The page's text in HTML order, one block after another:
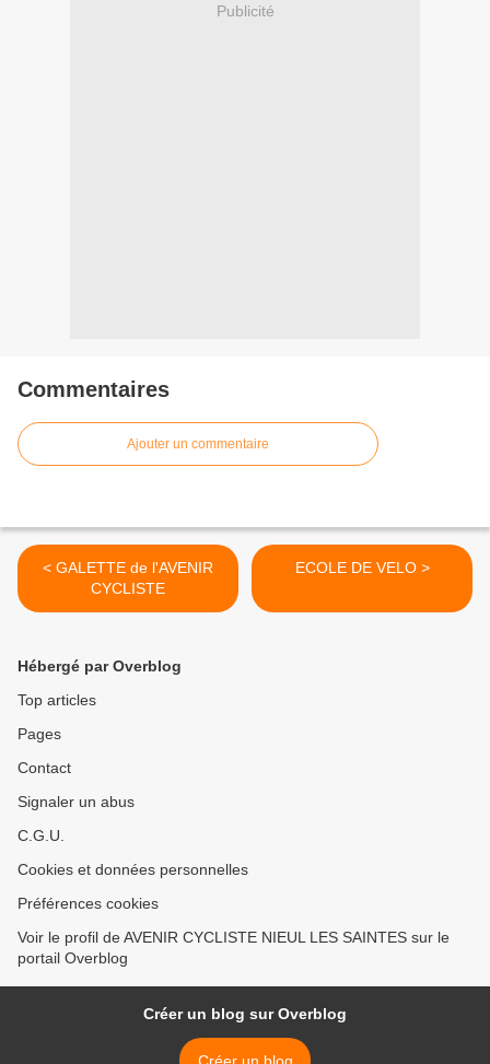
Publicité
Commentaires
Ajouter un commentaire
< GALETTE de l'AVENIR
CYCLISTE
ECOLE DE VELO >
Hébergé par Overblog
Top articles
Pages
Contact
Signaler un abus
C.G.U.
Cookies et données personnelles
Préférences cookies
Voir le profil de AVENIR CYCLISTE NIEUL LES SAINTES sur le
portail Overblog
Créer un blog sur Overblog